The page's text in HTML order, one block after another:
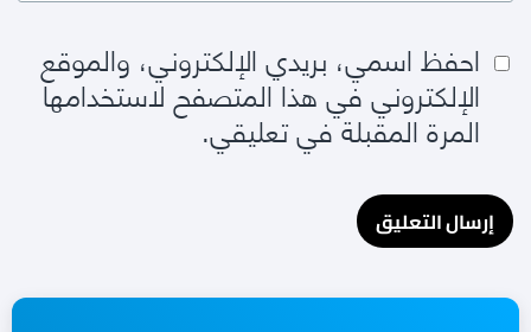
احفظ اسمي، بريدي الإلكتروني، والموقع
الإلكتروني في هذا المتصفح لاستخدامها
المرة المقبلة في تعليقي.